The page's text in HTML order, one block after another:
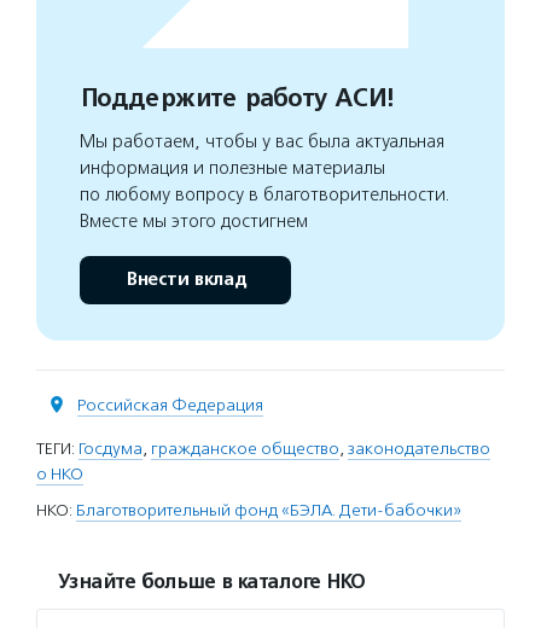
Поддержите работу АСИ!
Мы работаем, чтобы у вас была актуальная
информация и полезные материалы
по любому вопросу в благотворительности.
Вместе мы этого достигнем
Внести вклад
Российская Федерация
ТЕГИ: Госдума, гражданское общество, законодательство
о НКО
НКО: Благотворительный фонд «БЭЛА. Дети-бабочки»
Узнайте больше в каталоге НКО